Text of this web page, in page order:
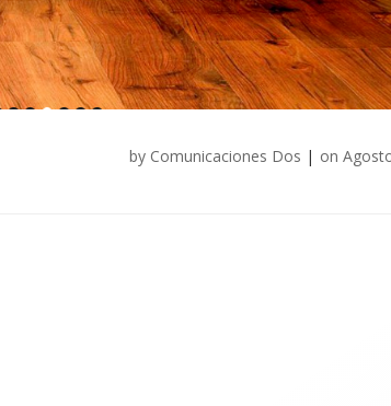
by Comunicaciones Dos | on